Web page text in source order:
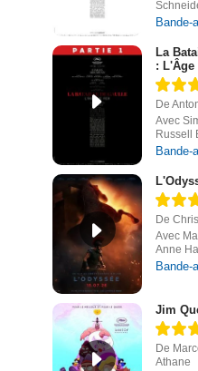
Bande-
La
: L'Âge
De
Avec
Russell
Bande-
De
Avec
Anne
Bande-
Jim
De
Athane